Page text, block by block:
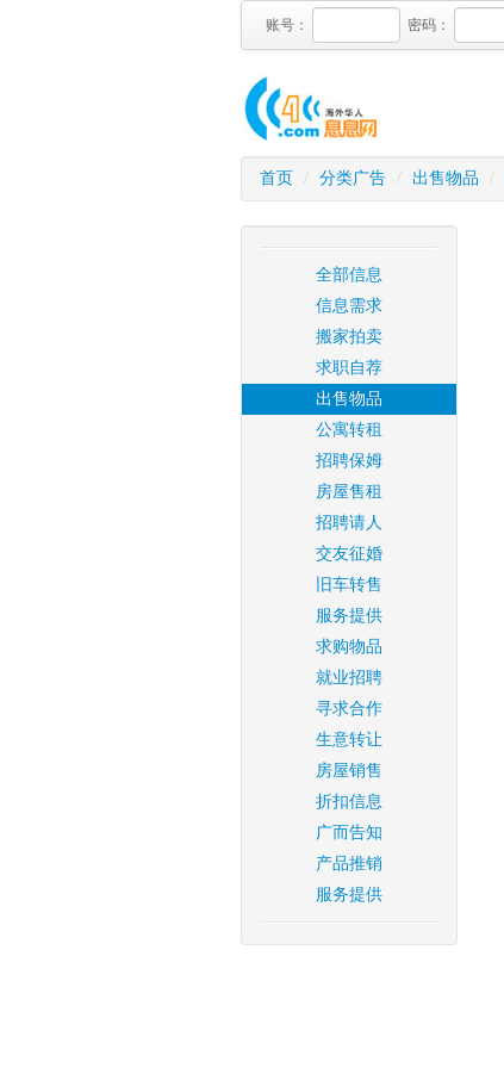
账号： 密码：
首页 / 分类广告 / 出售物品 /
全部信息
信息需求
搬家拍卖
求职自荐
出售物品
公寓转租
招聘保姆
房屋售租
招聘请人
交友征婚
旧车转售
服务提供
求购物品
就业招聘
寻求合作
生意转让
房屋销售
折扣信息
广而告知
产品推销
服务提供